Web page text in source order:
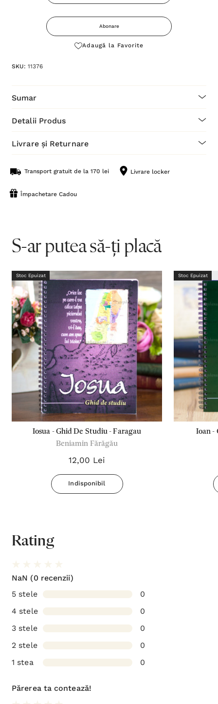
Abonare
Adaugă la Favorite
SKU: 11376
Sumar
Detalii Produs
Livrare și Returnare
Transport gratuit de la 170 lei Livrare locker
Împachetare Cadou
S-ar putea să-ți placă
Stoc Epuizat
Iosua - Ghid De Studiu - Faragau
Beniamin Fărăgău
12,00 Lei
Indisponibil
Stoc Epuizat
Ioan -
Rating
NaN (0 recenzii)
5 stele
0
4 stele
0
3 stele
0
2 stele
0
1 stea
0
Părerea ta contează!